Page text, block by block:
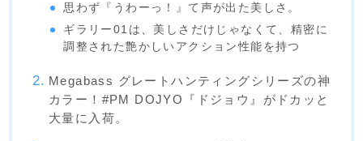
思わず『うわーっ！』て声が出た美しさ。
ギラリー01は、美しさだけじゃなくて、精密に
調整された艶かしいアクション性能を持つ
Megabass グレートハンティングシリーズの神
カラー！#PM DOJYO『ドジョウ』がドカッと
大量に入荷。